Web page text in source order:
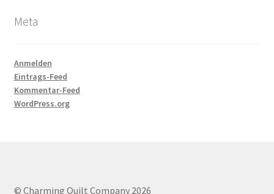
Meta
Anmelden
Eintrags-Feed
Kommentar-Feed
WordPress.org
© Charming Quilt Company 2026